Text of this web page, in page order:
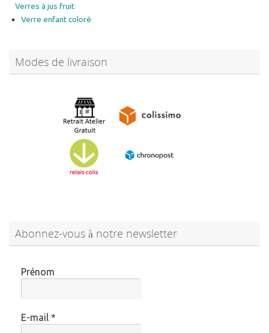
Verres à jus fruit
Verre enfant coloré
Modes de livraison
Abonnez-vous à notre newsletter
Prénom
E-mail *